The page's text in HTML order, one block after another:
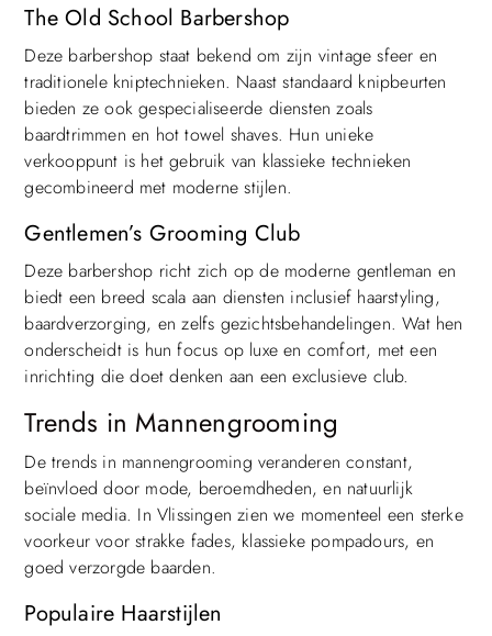
The Old School Barbershop
Deze barbershop staat bekend om zijn vintage sfeer en
traditionele kniptechnieken. Naast standaard knipbeurten
bieden ze ook gespecialiseerde diensten zoals
baardtrimmen en hot towel shaves. Hun unieke
verkooppunt is het gebruik van klassieke technieken
gecombineerd met moderne stijlen.
Gentlemen’s Grooming Club
Deze barbershop richt zich op de moderne gentleman en
biedt een breed scala aan diensten inclusief haarstyling,
baardverzorging, en zelfs gezichtsbehandelingen. Wat hen
onderscheidt is hun focus op luxe en comfort, met een
inrichting die doet denken aan een exclusieve club.
Trends in Mannengrooming
De trends in mannengrooming veranderen constant,
beïnvloed door mode, beroemdheden, en natuurlijk
sociale media. In Vlissingen zien we momenteel een sterke
voorkeur voor strakke fades, klassieke pompadours, en
goed verzorgde baarden.
Populaire Haarstijlen